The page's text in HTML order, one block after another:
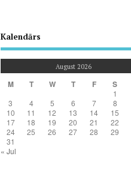
Kalendārs
August 2026
M T W T F S
1
3
4 5 6 7 8
10
11 12 13 14 15
17
18 19 20 21 22
24
25 26 27 28 29
31
« Jul